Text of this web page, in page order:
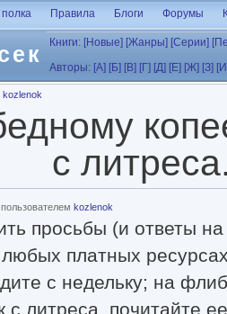
Правила Блоги Форумы
Книги: [Новые] [Жанры] [Серии]
Авторы: [А] [Б] [В] [Г] [Д] [Е] [Ж] [З]
kozlenok
с
kozlenok
просьбы (и ответы
любых платных
с недельку; на
с литреса, почитайте